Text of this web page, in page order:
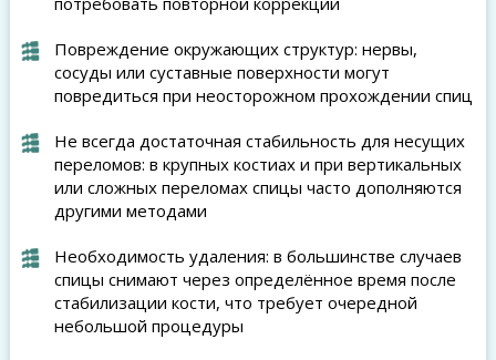
Повреждение окружающих структур: нервы,
сосуды или суставные поверхности могут
повредиться при неосторожном прохождении спиц
Не всегда достаточная стабильность для несущих
переломов: в крупных костиах и при вертикальных
или сложных переломах спицы часто дополняются
другими методами
Необходимость удаления: в большинстве случаев
спицы снимают через определённое время после
стабилизации кости, что требует очередной
небольшой процедуры